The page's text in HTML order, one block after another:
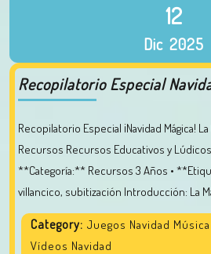
12
Dic 2025
Recopilatorio Especial
Recopilatorio Especial ¡Navidad Mágica! La Colección Definitiva de
Recursos Recursos Educativos y
**Categoría:** Recursos 3 Años •
villancico, subitización Introducción: La
Category: Juegos Navidad
Vídeos Navidad